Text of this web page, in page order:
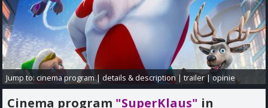
Jump to:cinema program|details & description |trailer|opinie
Cinema program "SuperKlaus" in